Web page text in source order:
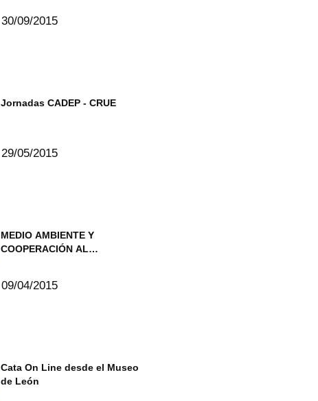
30/09/2015
Jornadas CADEP - CRUE
29/05/2015
MEDIO AMBIENTE Y
COOPERACIÓN AL
09/04/2015
Cata On Line desde el Museo
de León